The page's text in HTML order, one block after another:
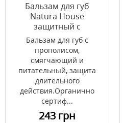
Бальзам для губ
Natura House
защитный с
экстрактом
прополиса и
ароматом меда 10 мл
Бальзам для губ с
прополисом,
смягчающий и
питательный, защита
длительного
действия.Органично
сертиф...
243 грн